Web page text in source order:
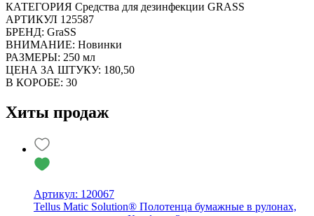
КАТЕГОРИЯ Средства для дезинфекции GRASS
АРТИКУЛ 125587
БРЕНД: GraSS
ВНИМАНИЕ: Новинки
РАЗМЕРЫ: 250 мл
ЦЕНА ЗА ШТУКУ: 180,50
В КОРОБЕ: 30
Хиты продаж
Артикул: 120067
Tellus Matic Solution® Полотенца бумажные в рулонах,